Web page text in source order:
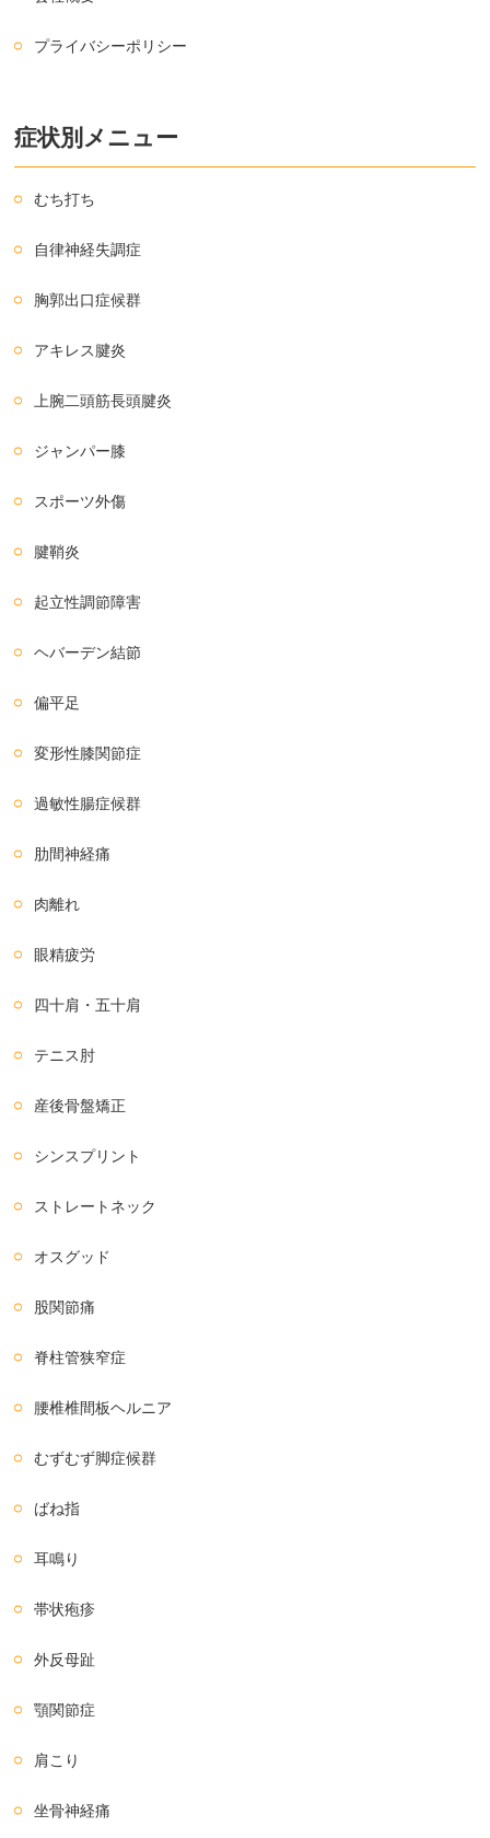
プライバシーポリシー
症状別メニュー
むち打ち
自律神経失調症
胸郭出口症候群
アキレス腱炎
上腕二頭筋長頭腱炎
ジャンパー膝
スポーツ外傷
腱鞘炎
起立性調節障害
ヘバーデン結節
偏平足
変形性膝関節症
過敏性腸症候群
肋間神経痛
肉離れ
眼精疲労
四十肩・五十肩
テニス肘
産後骨盤矯正
シンスプリント
ストレートネック
オスグッド
股関節痛
脊柱管狭窄症
腰椎椎間板ヘルニア
むずむず脚症候群
ばね指
耳鳴り
帯状疱疹
外反母趾
顎関節症
肩こり
坐骨神経痛